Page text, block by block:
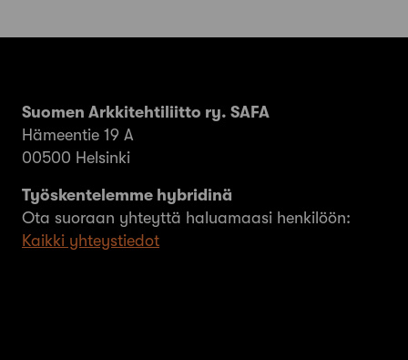
Suomen Arkkitehtiliitto ry. SAFA
Hämeentie 19 A
00500 Helsinki
Työskentelemme hybridinä
Ota suoraan yhteyttä haluamaasi henkilöön:
Kaikki yhteystiedot